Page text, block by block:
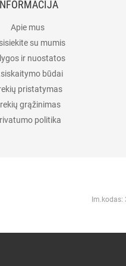
Apie mus
su mumis
ir nuostatos
būdai
pristatymas
grąžinimas
politika
Im.kodas: